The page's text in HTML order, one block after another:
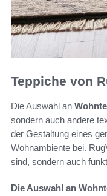
Teppiche von
Die Auswahl an
sondern auch andere
der Gestaltung eines
Wohnambiente bei.
sind, sondern auch
Die Auswahl an